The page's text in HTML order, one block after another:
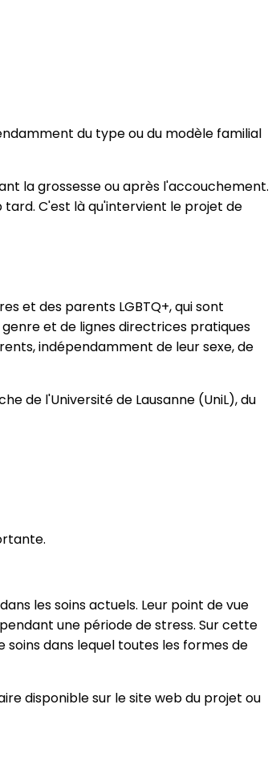
du type ou du modèle familial
la grossesse ou après l'accouchement.
C'est là qu'intervient le projet de
et des parents LGBTQ+, qui sont
et de lignes directrices pratiques
indépendamment de leur sexe, de
de l'Université de Lausanne (UniL), du
les soins actuels. Leur point de vue
une période de stress. Sur cette
dans lequel toutes les formes de
disponible sur le site web du projet ou